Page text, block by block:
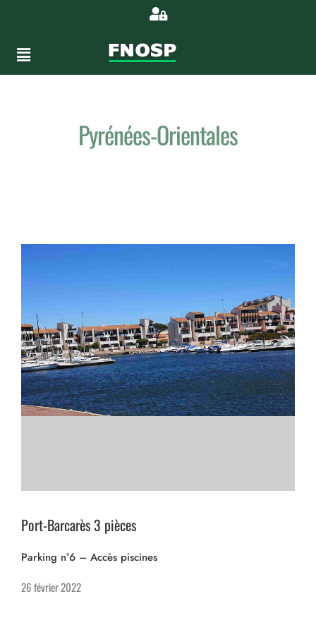
Nos logements
Contact
F.A.Q
Pyrénées-Orientales
Port-Barcarès 3 pièces
Parking n°6 – Accès piscines
26 février 2022